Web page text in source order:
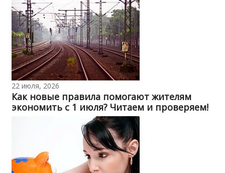
22 июля, 2026
Как новые правила помогают жителям
экономить с 1 июля? Читаем и проверяем!